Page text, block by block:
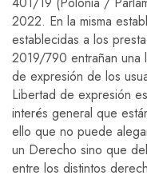
2022. En la misma
establecidas a los
2019/790 entrañan una
de expresión de los
Libertad de expresión
interés general que
ello que no puede
un Derecho sino que
entre los distintos